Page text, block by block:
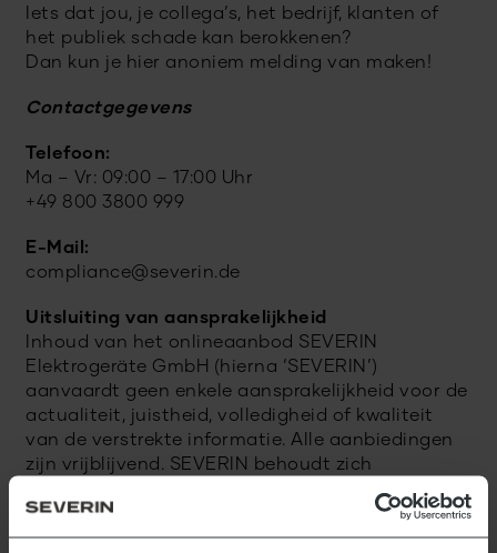
Iets dat jou, je collega’s, het bedrijf, klanten of
het publiek schade kan berokkenen?
Dan kun je hier anoniem melding van maken!
Contactgegevens
Telefoon:
Ma – Vr: 09:00 – 17:00 Uhr
+49 800 3800 999
E-Mail:
compliance@severin.de
Uitsluiting van aansprakelijkheid
Inhoud van het onlineaanbod SEVERIN
Elektrogeräte GmbH (hierna ‘SEVERIN’)
aanvaardt geen enkele aansprakelijkheid voor de
actualiteit, juistheid, volledigheid of kwaliteit
van de verstrekte informatie. Alle aanbiedingen
zijn vrijblijvend. SEVERIN behoudt zich
uitdrukkelijk het recht voor om delen van de
website of het gehele aanbod zonder
voorafgaande kennisgeving te wijzigen, aan te